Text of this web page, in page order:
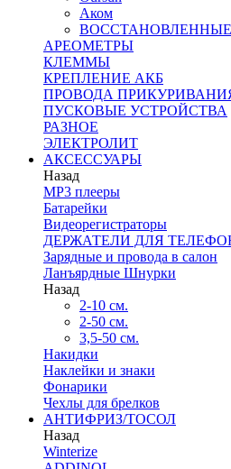
Аком
ВОССТАНОВЛЕННЫЕ
АРЕОМЕТРЫ
КЛЕММЫ
КРЕПЛЕНИЕ АКБ
ПРОВОДА
ПУСКОВЫЕ УСТРОЙСТВА
РАЗНОЕ
ЭЛЕКТРОЛИТ
АКСЕССУАРЫ
Назад
MP3 плееры
Батарейки
Видеорегистраторы
ДЕРЖАТЕЛИ ДЛЯ
Зарядные и провода в салон
Ланъярдные Шнурки
Назад
2-10 см.
2-50 см.
3,5-50 см.
Накидки
Наклейки и знаки
Фонарики
Чехлы для брелков
АНТИФРИЗ/ТОСОЛ
Назад
Winterize